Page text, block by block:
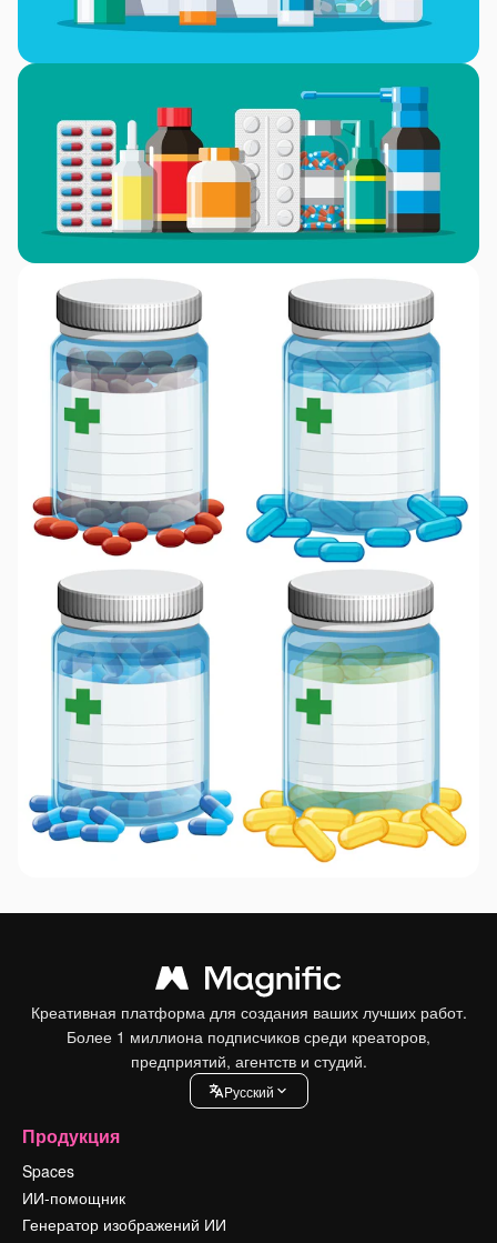
Креативная платформа для создания ваших лучших работ.
Более 1 миллиона подписчиков среди креаторов,
предприятий, агентств и студий.
Pусский
Продукция
Spaces
ИИ-помощник
Генератор изображений ИИ